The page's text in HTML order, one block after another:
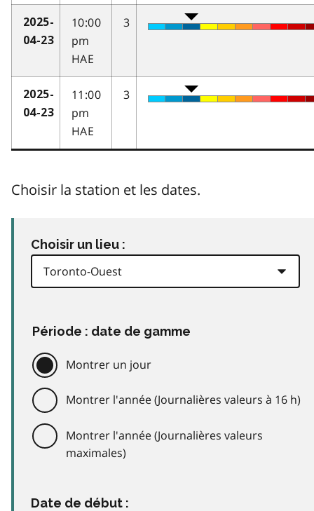
2025-
04-23
10:00
pm
HAE
3
2025-
04-23
11:00
pm
HAE
3
Choisir la station et les dates.
Choisir un lieu :
Période : date de gamme
Montrer un jour
Montrer l'année (Journalières valeurs à 16 h)
Montrer l'année (Journalières valeurs
maximales)
Date de début :